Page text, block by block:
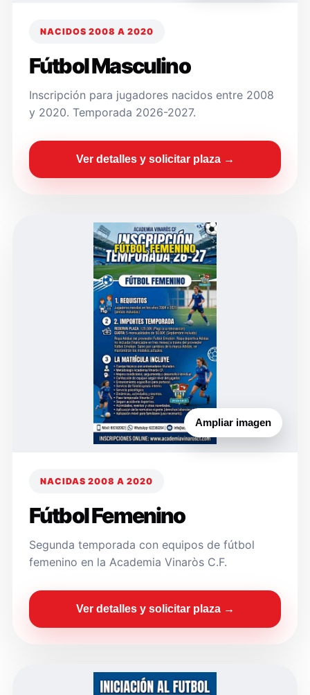
NACIDOS 2008 A 2020
Fútbol Masculino
Inscripción para jugadores nacidos entre 2008
y 2020. Temporada 2026-2027.
Ver detalles y solicitar plaza →
Ampliar imagen
NACIDAS 2008 A 2020
Fútbol Femenino
Segunda temporada con equipos de fútbol
femenino en la Academia Vinaròs C.F.
Ver detalles y solicitar plaza →